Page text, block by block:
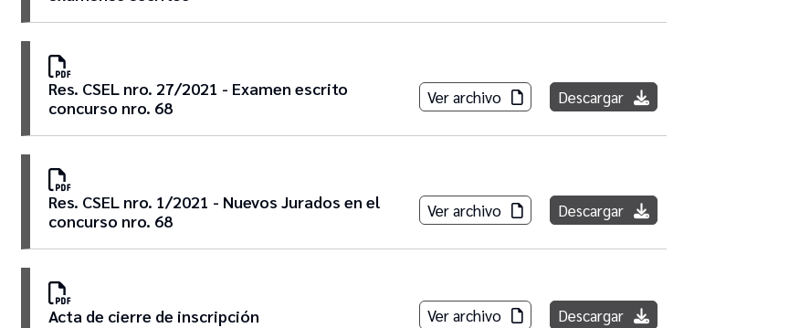
Res. CSEL nro. 27/2021 - Examen escrito
concurso nro. 68
Ver archivo Descargar
Res. CSEL nro. 1/2021 - Nuevos Jurados en el
concurso nro. 68
Ver archivo Descargar
Acta de cierre de inscripción Ver archivo Descargar